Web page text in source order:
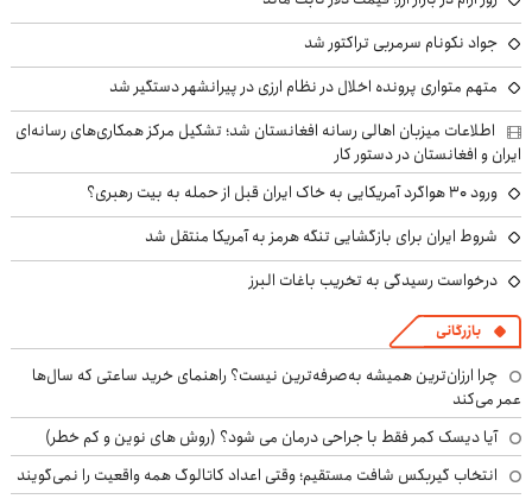
جواد نکونام سرمربی تراکتور شد
متهم متواری پرونده اخلال در نظام ارزی در پیرانشهر دستگیر شد
اطلاعات میزبان اهالی رسانه افغانستان شد؛ تشکیل مرکز همکاری‌های رسانه‌ای
ایران و افغانستان در دستور کار
ورود ۳۰ هواگرد آمریکایی به خاک ایران قبل از حمله به بیت رهبری؟
شروط ایران برای بازگشایی تنگه هرمز به آمریکا منتقل شد
درخواست رسیدگی به تخریب باغات البرز
بازرگانی
چرا ارزان‌ترین همیشه به‌صرفه‌ترین نیست؟ راهنمای خرید ساعتی که سال‌ها
عمر می‌کند
آیا دیسک کمر فقط با جراحی درمان می شود؟ (روش های نوین و کم خطر)
انتخاب گیربکس شافت مستقیم؛ وقتی اعداد کاتالوگ همه واقعیت را نمی‌گویند